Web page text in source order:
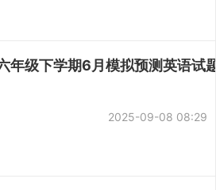
级下学期6月模拟预测英语试题
2025-09-08 08:29